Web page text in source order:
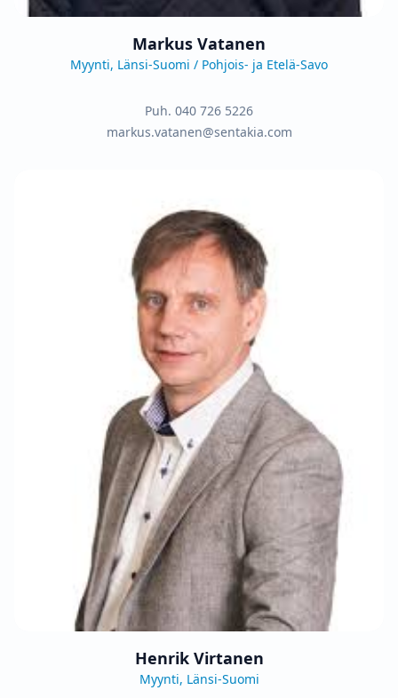
Markus Vatanen
Myynti, Länsi-Suomi / Pohjois- ja Etelä-Savo
Puh. 040 726 5226
markus.vatanen@sentakia.com
Henrik Virtanen
Myynti, Länsi-Suomi